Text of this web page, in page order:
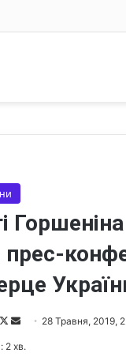
Горшеніна
прес-
F
28 Травня, 2019,
2 хв.